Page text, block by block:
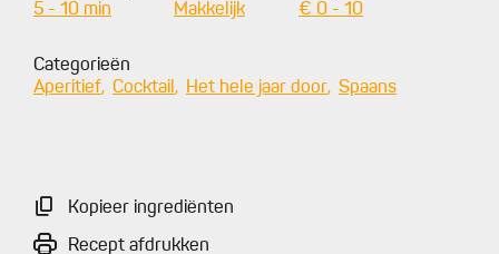
5 - 10 min
Makkelijk
€ 0 - 10
Categorieën
Aperitief
Cocktail Het hele jaar door Spaans
Kopieer ingrediënten
Recept afdrukken